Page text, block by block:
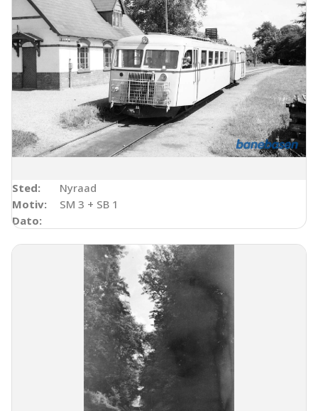
Sted:
Nyraad
Motiv:
SM 3 + SB 1
Dato: